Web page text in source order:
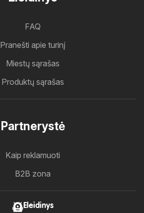
FAQ
Pranešti apie turinį
Miestų sąrašas
Produktų sąrašas
Partnerystė
Kaip reklamuoti
B2B zona
Eleidinys